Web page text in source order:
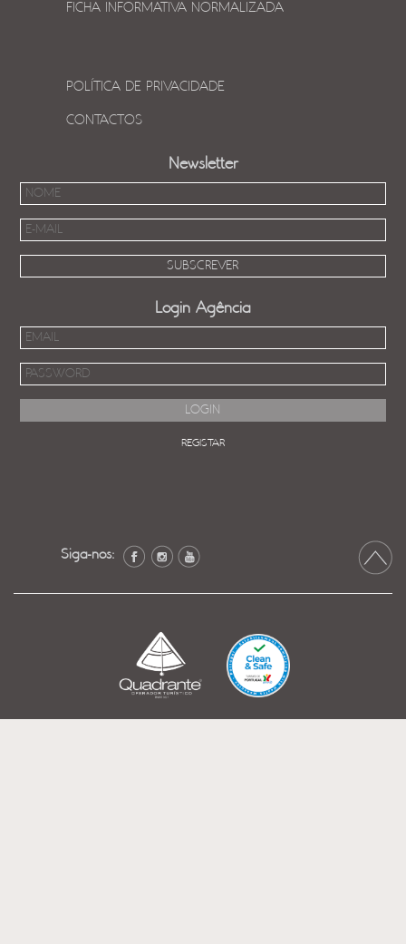
FICHA INFORMATIVA NORMALIZADA
POLÍTICA DE PRIVACIDADE
CONTACTOS
Newsletter
Login Agência
REGISTAR
Siga-nos: